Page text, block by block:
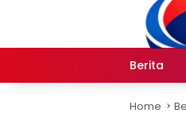
Berita
Home